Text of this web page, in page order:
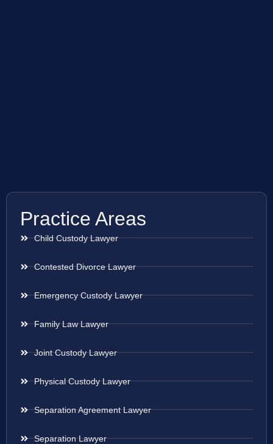
Practice Areas
Child Custody Lawyer
Contested Divorce Lawyer
Emergency Custody Lawyer
Family Law Lawyer
Joint Custody Lawyer
Physical Custody Lawyer
Separation Agreement Lawyer
Separation Lawyer